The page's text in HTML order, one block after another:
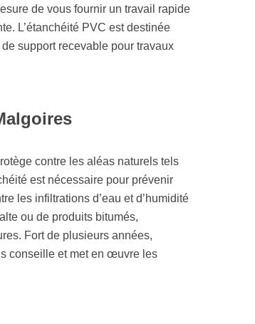
de vous fournir un travail rapide
L’étanchéité PVC est destinée
support recevable pour travaux
contre les aléas naturels tels
est nécessaire pour prévenir
les infiltrations d’eau et d’humidité
ou de produits bitumés,
Fort de plusieurs années,
conseille et met en œuvre les